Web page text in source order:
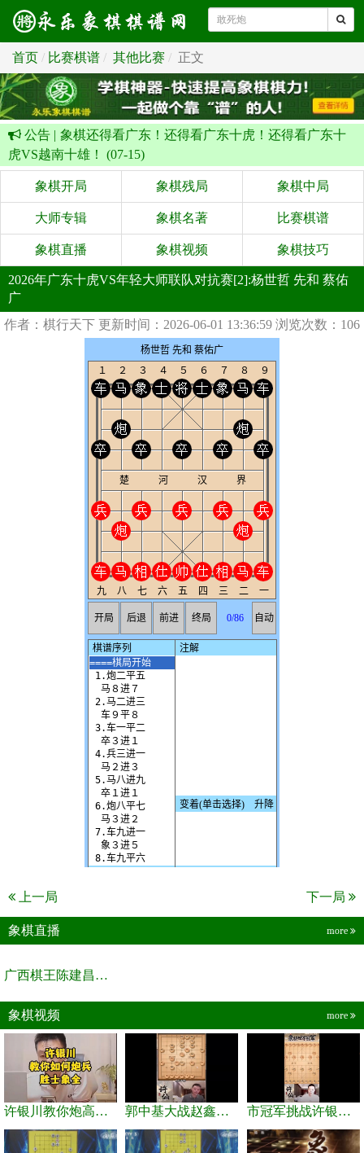
首页 比赛棋谱 其他比赛 正文
公告 | 象棋还得看广东！还得看广东十虎！还得看广东十
虎VS越南十雄！ (07-15)
象棋开局 象棋残局 象棋中局
大师专辑 象棋名著 比赛棋谱
象棋直播 象棋视频 象棋技巧
2026年广东十虎VS年轻大师联队对抗赛[2]:杨世哲 先和 蔡佑
广
作者：棋行天下 更新时间：2026-06-01 13:36:59 浏览次数：106
上一局 下一局
象棋直播 more
广西棋王陈建昌直播间
象棋视频 more
许银川教你炮高兵士象全如何赢士象全，简单四步即可 郭中基大战赵鑫鑫，许银川激情讲解 市冠军挑战许银川，急进中兵变化真激烈！